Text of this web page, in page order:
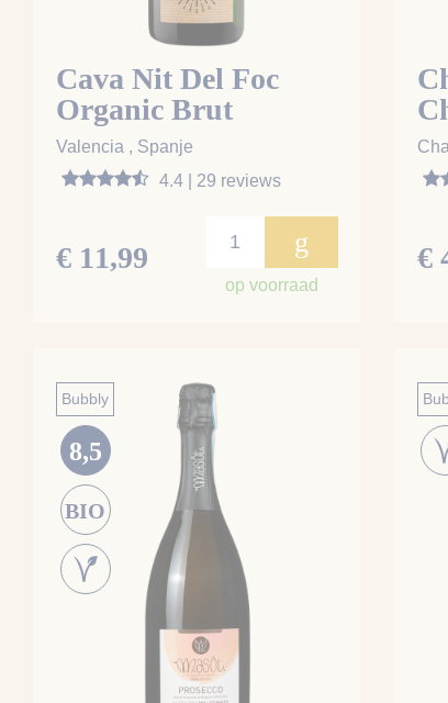
Cava Nit Del Foc
Organic Brut
Valencia , Spanje
4.4 | 29 reviews
€ 11,99 g
op voorraad
€
Bubbly
8,5
BIO